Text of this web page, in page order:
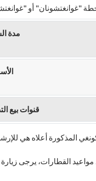
"غوانغتشونان" أو
مدة
قنوات بيع
المذكورة أعلاه هي
القطارات، يرجى